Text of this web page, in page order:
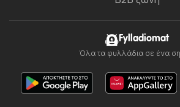
Fylladiomat
Όλα τα φυλλάδια σε ένα